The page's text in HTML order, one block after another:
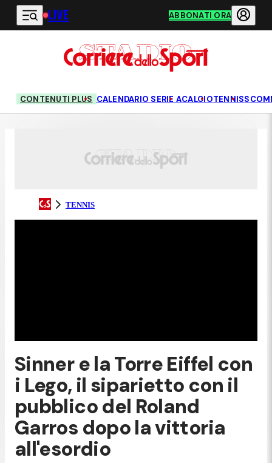
Vai al contenuto principale
LIVE ABBONATI ORA
CONTENUTI PLUS CALENDARIO SERIE ACALCIOTENNIS
TENNIS
Sinner e la Torre Eiffel con
i Lego, il siparietto con il
pubblico del Roland
Garros dopo la vittoria
all'esordio